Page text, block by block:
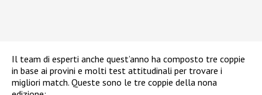
Il team di esperti anche quest’anno ha composto tre coppie
in base ai provini e molti test attitudinali per trovare i
migliori match. Queste sono le tre coppie della nona